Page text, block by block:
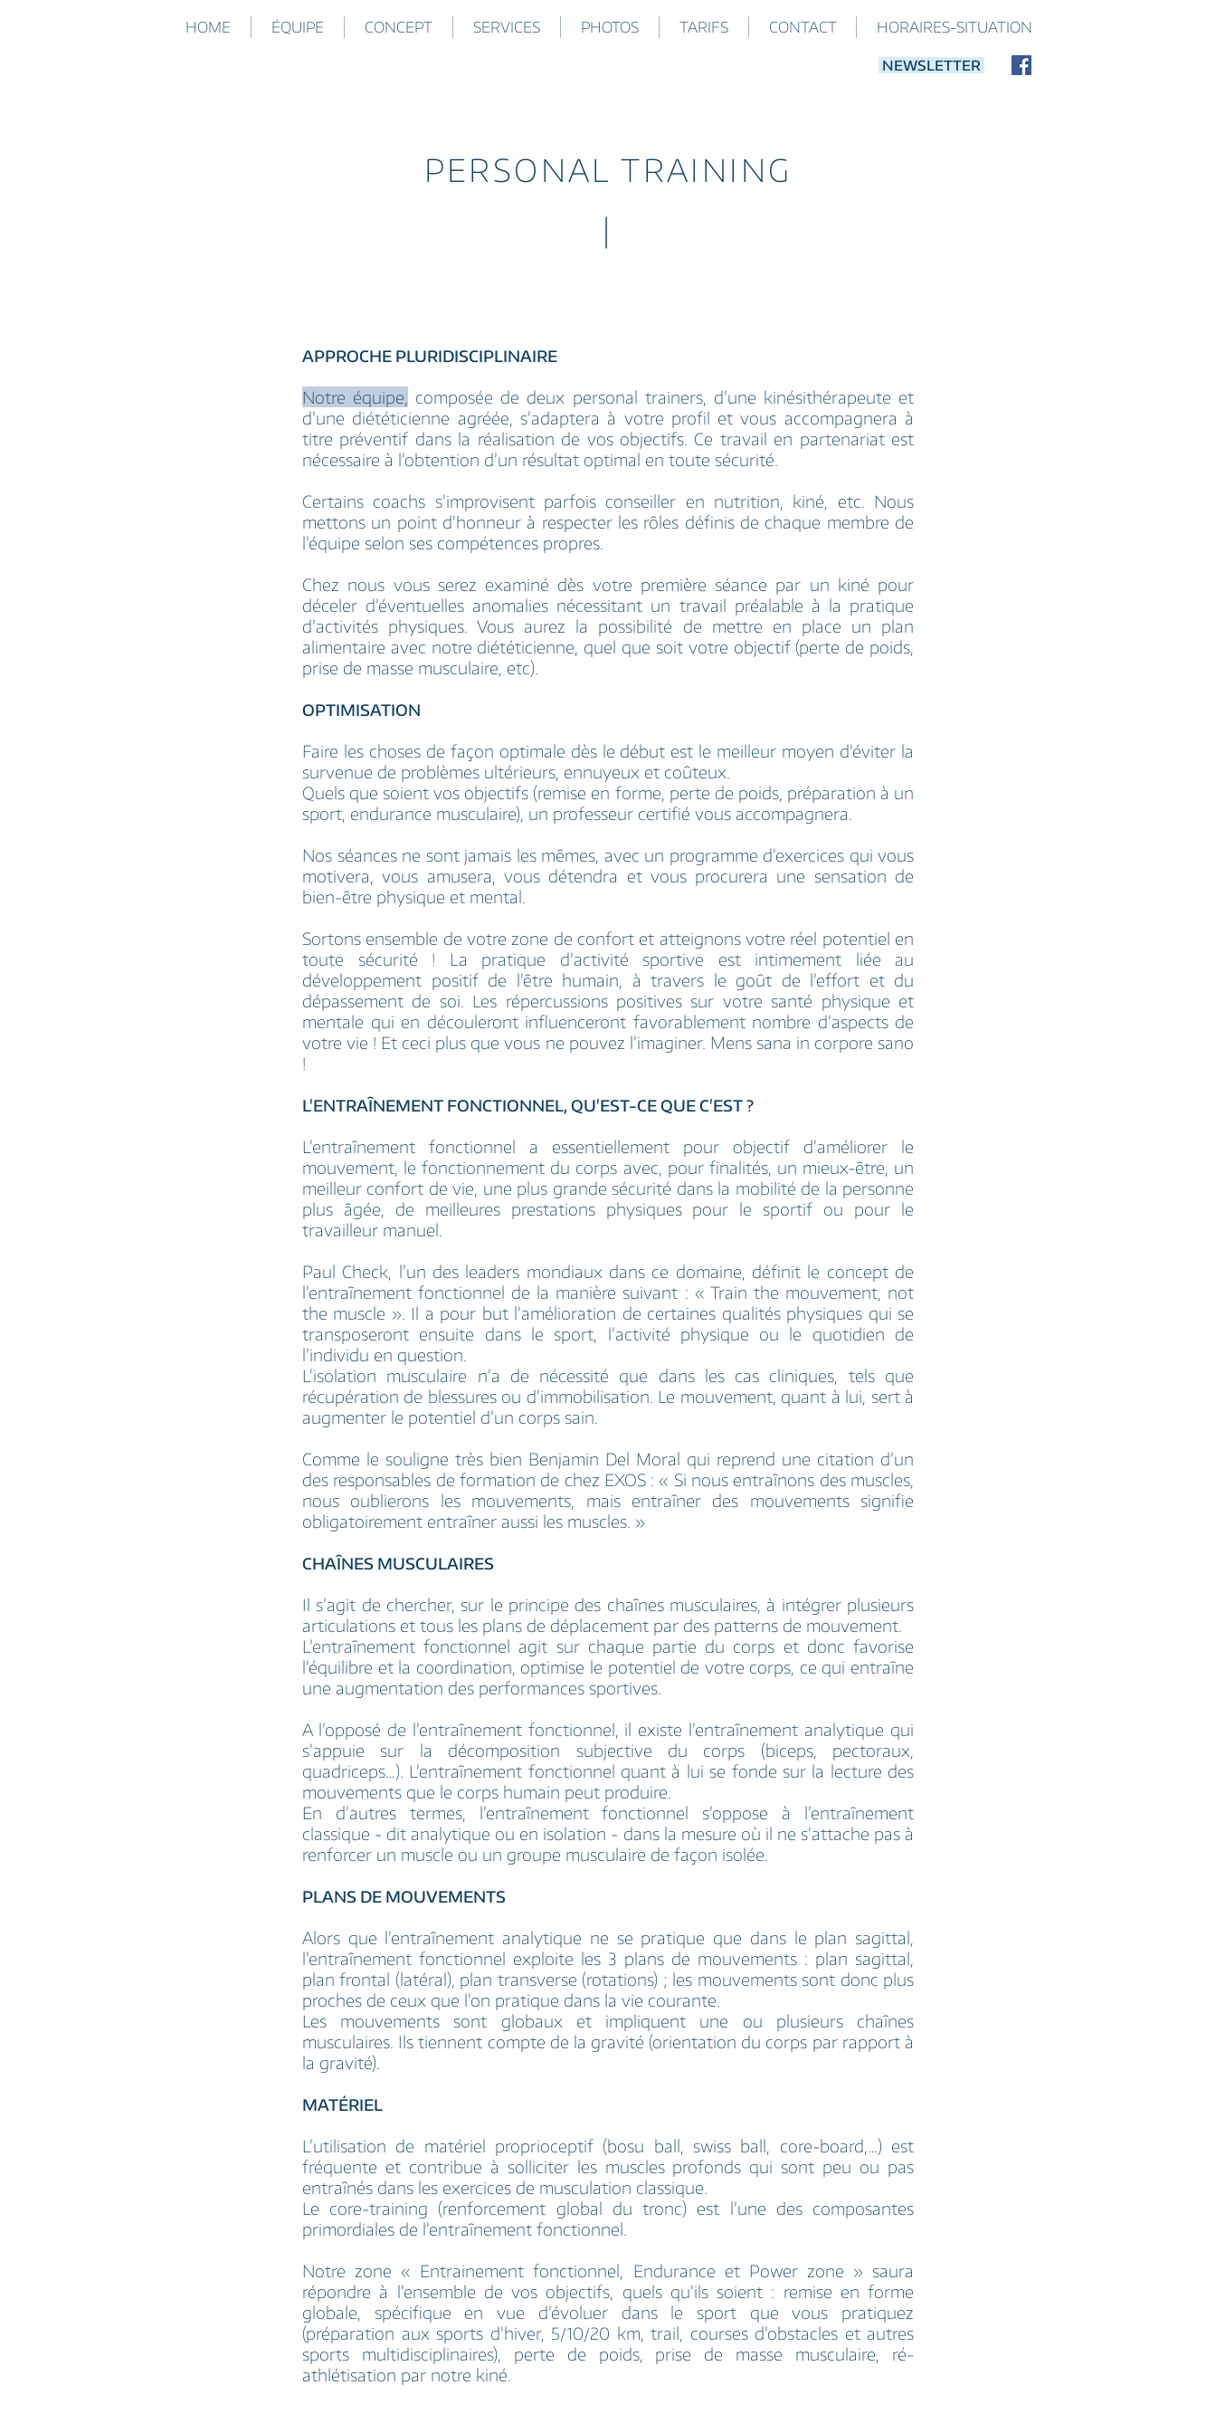
HOME ÉQUIPE CONCEPT SERVICES PHOTOS TARIFS CONTACT HORAIRES-SITUATION
NEWSLETTER
PERSONAL TRAINING
|
APPROCHE PLURIDISCIPLINAIRE
Notre équipe
composée de deux personal trainers, d’une kinésithérapeute et
d’une diététicienne agréée, s’adaptera à votre profil et vous accompagnera à
titre préventif dans la réalisation de vos objectifs. Ce travail en partenariat est
nécessaire à l’obtention d’un résultat optimal en toute sécurité.
Certains coachs s’improvisent parfois conseiller en nutrition, kiné, etc. Nous
mettons un point d’honneur à respecter les rôles définis de chaque membre de
l’équipe selon ses compétences propres.
Chez nous vous serez examiné dès votre première séance par un kiné pour
déceler d’éventuelles anomalies nécessitant un travail préalable à la pratique
d’activités physiques. Vous aurez la possibilité de mettre en place un plan
alimentaire avec notre diététicienne, quel que soit votre objectif (perte de poids,
prise de masse musculaire, etc).
OPTIMISATION
Faire les choses de façon optimale dès le début est le meilleur moyen d’éviter la
survenue de problèmes ultérieurs, ennuyeux et coûteux.
Quels que soient vos objectifs (remise en forme, perte de poids, préparation à un
sport, endurance musculaire), un professeur certifié vous accompagnera.
Nos séances ne sont jamais les mêmes, avec un programme d’exercices qui vous
motivera, vous amusera, vous détendra et vous procurera une sensation de
bien-être physique et mental.
Sortons ensemble de votre zone de confort et atteignons votre réel potentiel en
toute sécurité ! La pratique d’activité sportive est intimement liée au
développement positif de l’être humain, à travers le goût de l’effort et du
dépassement de soi. Les répercussions positives sur votre santé physique et
mentale qui en découleront influenceront favorablement nombre d’aspects de
votre vie ! Et ceci plus que vous ne pouvez l’imaginer. Mens sana in corpore sano
!
L'ENTRAÎNEMENT FONCTIONNEL, QU'EST-CE QUE C'EST ?
L’entraînement fonctionnel a essentiellement pour objectif d’améliorer le
mouvement, le fonctionnement du corps avec, pour finalités, un mieux-être, un
meilleur confort de vie, une plus grande sécurité dans la mobilité de la personne
plus âgée, de meilleures prestations physiques pour le sportif ou pour le
travailleur manuel.
Paul Check, l’un des leaders mondiaux dans ce domaine, définit le concept de
l’entraînement fonctionnel de la manière suivant : « Train the mouvement, not
the muscle ». Il a pour but l’amélioration de certaines qualités physiques qui se
transposeront ensuite dans le sport, l’activité physique ou le quotidien de
l’individu en question.
L’isolation musculaire n’a de nécessité que dans les cas cliniques, tels que
récupération de blessures ou d’immobilisation. Le mouvement, quant à lui, sert à
augmenter le potentiel d’un corps sain.
Comme le souligne très bien Benjamin Del Moral qui reprend une citation d’un
des responsables de formation de chez EXOS : « Si nous entraînons des muscles,
nous oublierons les mouvements, mais entraîner des mouvements signifie
obligatoirement entraîner aussi les muscles. »
CHAÎNES MUSCULAIRES
Il s’agit de chercher, sur le principe des chaînes musculaires, à intégrer plusieurs
articulations et tous les plans de déplacement par des patterns de mouvement.
L’entraînement fonctionnel agit sur chaque partie du corps et donc favorise
l’équilibre et la coordination, optimise le potentiel de votre corps, ce qui entraîne
une augmentation des performances sportives.
A l’opposé de l’entraînement fonctionnel, il existe l’entraînement analytique qui
s’appuie sur la décomposition subjective du corps (biceps, pectoraux,
quadriceps…). L’entraînement fonctionnel quant à lui se fonde sur la lecture des
mouvements que le corps humain peut produire.
En d’autres termes, l’entraînement fonctionnel s’oppose à l’entraînement
classique - dit analytique ou en isolation - dans la mesure où il ne s’attache pas à
renforcer un muscle ou un groupe musculaire de façon isolée.
PLANS DE MOUVEMENTS
Alors que l’entraînement analytique ne se pratique que dans le plan sagittal,
l’entraînement fonctionnel exploite les 3 plans de mouvements : plan sagittal,
plan frontal (latéral), plan transverse (rotations) ; les mouvements sont donc plus
proches de ceux que l’on pratique dans la vie courante.
Les mouvements sont globaux et impliquent une ou plusieurs chaînes
musculaires. Ils tiennent compte de la gravité (orientation du corps par rapport à
la gravité).
MATÉRIEL
L’utilisation de matériel proprioceptif (bosu ball, swiss ball, core-board,…) est
fréquente et contribue à solliciter les muscles profonds qui sont peu ou pas
entraînés dans les exercices de musculation classique.
Le core-training (renforcement global du tronc) est l’une des composantes
primordiales de l’entraînement fonctionnel.
Notre zone « Entrainement fonctionnel, Endurance et Power zone » saura
répondre à l’ensemble de vos objectifs, quels qu’ils soient : remise en forme
globale, spécifique en vue d’évoluer dans le sport que vous pratiquez
(préparation aux sports d’hiver, 5/10/20 km, trail, courses d’obstacles et autres
sports multidisciplinaires), perte de poids, prise de masse musculaire, ré-
athlétisation par notre kiné.